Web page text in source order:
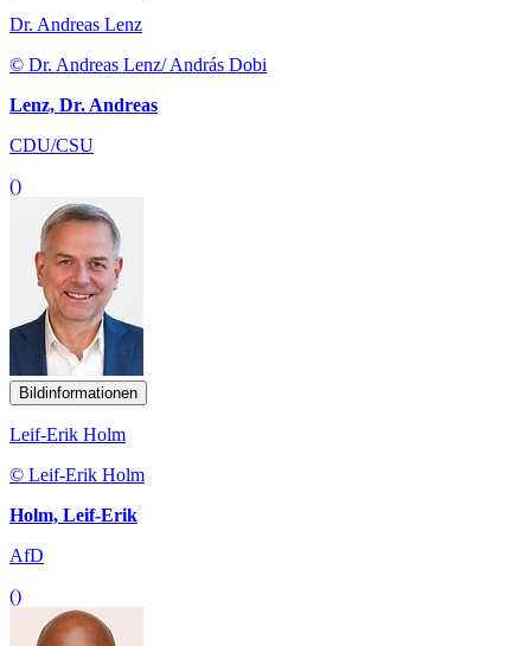
Dr. Andreas Lenz
© Dr. Andreas Lenz/ András Dobi
Lenz, Dr. Andreas
CDU/CSU
()
Bildinformationen
Leif-Erik Holm
© Leif-Erik Holm
Holm, Leif-Erik
AfD
()